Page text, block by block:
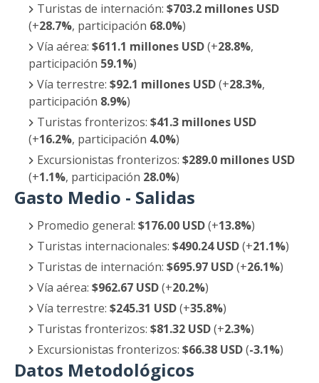
Turistas de internación: $703.2 millones USD
(+28.7%, participación 68.0%)
Vía aérea: $611.1 millones USD(+28.8%,
participación 59.1%)
Vía terrestre: $92.1 millones USD(+28.3%,
participación 8.9%)
Turistas fronterizos: $41.3 millones USD
(+16.2%, participación 4.0%)
Excursionistas fronterizos: $289.0 millones USD
(+1.1%, participación 28.0%)
Gasto Medio - Salidas
Promedio general: $176.00 USD(+13.8%)
Turistas internacionales: $490.24 USD(+21.1%)
Turistas de internación: $695.97 USD(+26.1%)
Vía aérea: $962.67 USD(+20.2%)
Vía terrestre: $245.31 USD(+35.8%)
Turistas fronterizos: $81.32 USD(+2.3%)
Excursionistas fronterizos: $66.38 USD(-3.1%)
Datos Metodológicos